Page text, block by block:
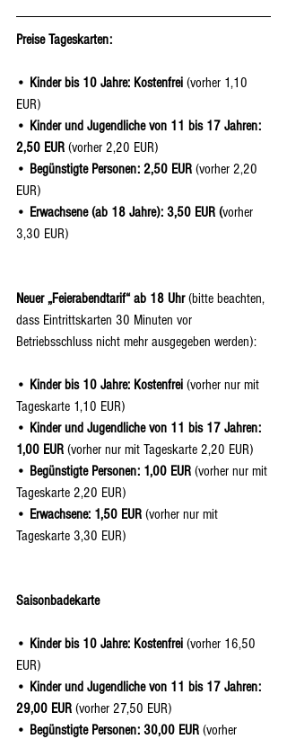
Preise Tageskarten:
• Kinder bis 10 Jahre: Kostenfrei (vorher 1,10
EUR)
• Kinder und Jugendliche von 11 bis 17 Jahren:
2,50 EUR (vorher 2,20 EUR)
• Begünstigte Personen: 2,50 EUR (vorher 2,20
EUR)
• Erwachsene (ab 18 Jahre): 3,50 EUR (vorher
3,30 EUR)
Neuer „Feierabendtarif“ ab 18 Uhr (bitte beachten,
dass Eintrittskarten 30 Minuten vor
Betriebsschluss nicht mehr ausgegeben werden):
• Kinder bis 10 Jahre: Kostenfrei (vorher nur mit
Tageskarte 1,10 EUR)
• Kinder und Jugendliche von 11 bis 17 Jahren:
1,00 EUR (vorher nur mit Tageskarte 2,20 EUR)
• Begünstigte Personen: 1,00 EUR (vorher nur mit
Tageskarte 2,20 EUR)
• Erwachsene: 1,50 EUR (vorher nur mit
Tageskarte 3,30 EUR)
Saisonbadekarte
• Kinder bis 10 Jahre: Kostenfrei (vorher 16,50
EUR)
• Kinder und Jugendliche von 11 bis 17 Jahren:
29,00 EUR (vorher 27,50 EUR)
• Begünstigte Personen: 30,00 EUR (vorher